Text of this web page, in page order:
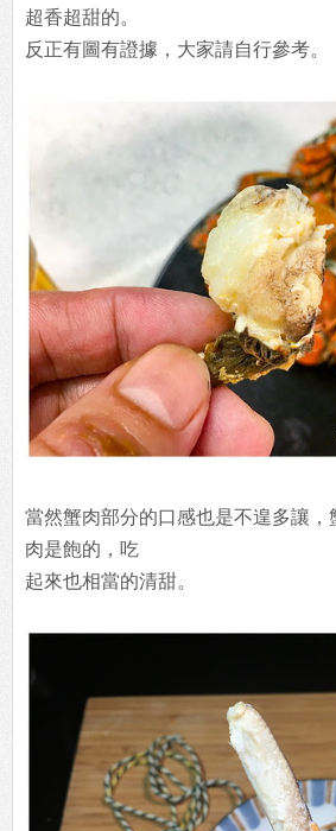
超香超甜的。
反正有圖有證據，大家請自行參考。
當然蟹肉部分的口感也是不遑多讓，
肉是飽的，吃
起來也相當的清甜。